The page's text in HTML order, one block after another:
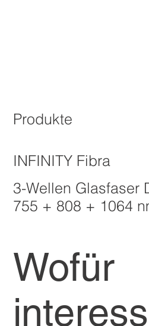
Produkte
Wofür
3-Wellen Glasfaser
755 + 808 + 1064
INFINITY Fibra